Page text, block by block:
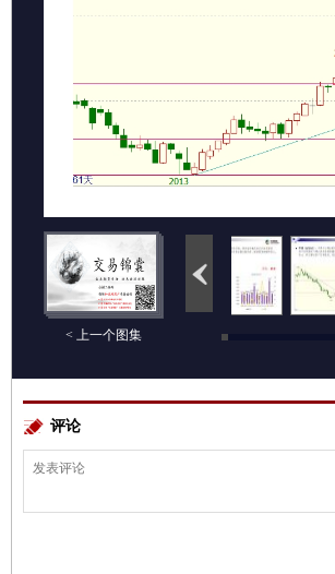
< 上一个图集
评论